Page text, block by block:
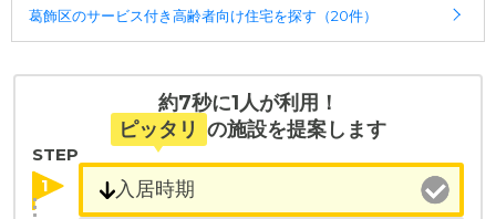
葛飾区のサービス付き高齢者向け住宅を探す（20件）
約7秒に1人が利用！
ピッタリ の施設を提案します
STEP
1